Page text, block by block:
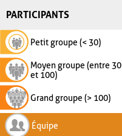
PARTICIPANTS
Petit groupe (< 30)
Moyen groupe (entre 30
et 100)
Grand groupe (> 100)
Équipe